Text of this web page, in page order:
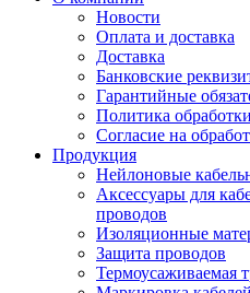
Новости
Оплата и доставка
Доставка
Банковские
Гарантийные
Политика
Согласие на
Продукция
Нейлоновые
Аксессуары для
проводов
Изоляционные
Защита проводов
Термоусаживаемая